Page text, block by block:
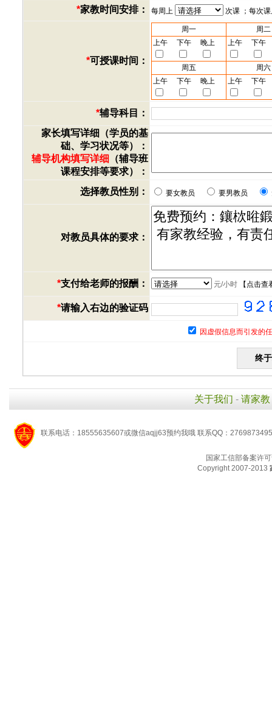
*家教时间安排： 每周上 次课 ；每次
*可授课时间：
周一
周二
上午
下午 晚上 上午 下午
周五
周六
上午
下午 晚上 上午 下午
*辅导科目：
家长填写详细（学员的基
础、学习状况等）：
辅导机构填写详细 （辅导班
课程安排等要求）：
选择教员性别：
要女教员 要男教员
对教员具体的要求：
*支付给老师的报酬： 元/小时【 点击查
*请输入右边的验证码
因虚假信息而引发的
关于我们 - 请家教
联系电话：18555635607或微信aqjj63预约我哦 联系QQ：
国家工信部备案许
Copyright 2007-2013